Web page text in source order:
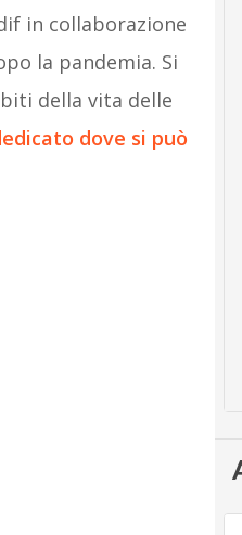
in collaborazione
la pandemia. Si
della vita delle
dove si può